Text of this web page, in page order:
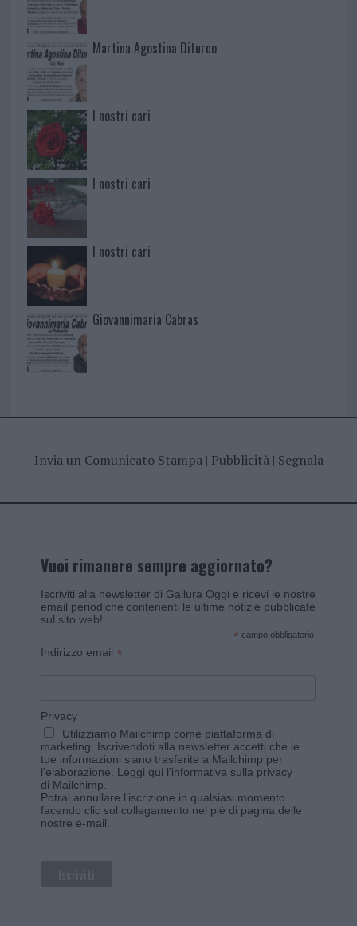
Martina Agostina Diturco
I nostri cari
I nostri cari
I nostri cari
Giovannimaria Cabras
Invia un Comunicato Stampa| Pubblicità| Segnala
Vuoi rimanere sempre aggiornato?
Iscriviti alla newsletter di Gallura Oggi e ricevi le nostre
email periodiche contenenti le ultime notizie pubblicate
sul sito web!
* campo obbligatorio
Indirizzo email *
Privacy
Utilizziamo Mailchimp come piattaforma di
marketing. Iscrivendoti alla newsletter accetti che le
tue informazioni siano trasferite a Mailchimp per
l'elaborazione. Leggi qui l'informativa sulla privacy
di Mailchimp
Potrai annullare l'iscrizione in qualsiasi momento
facendo clic sul collegamento nel piè di pagina delle
nostre e-mail.